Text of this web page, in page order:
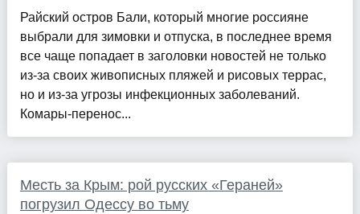
Райский остров Бали, который многие россияне
выбрали для зимовки и отпуска, в последнее время
все чаще попадает в заголовки новостей не только
из-за своих живописных пляжей и рисовых террас,
но и из-за угрозы инфекционных заболеваний.
Комары-перенос...
Месть за Крым: рой русских «Гераней»
погрузил Одессу во тьму